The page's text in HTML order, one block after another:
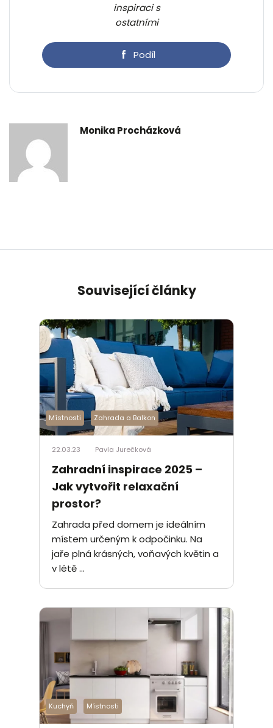
inspiraci s
ostatními
Podíl
Monika Procházková
Související články
Místnosti Zahrada a Balkon
22.03.23 Pavla Jurečková
Zahradní inspirace 2025 –
Jak vytvořit relaxační
prostor?
Zahrada před domem je ideálním
místem určeným k odpočinku. Na
jaře plná krásných, voňavých květin a
v létě ...
Kuchyň Místnosti